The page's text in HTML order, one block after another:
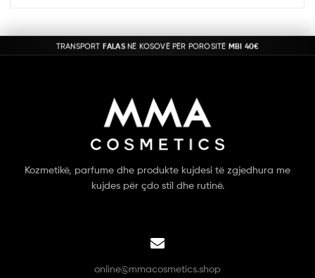
Kozmetikë, parfume dhe produkte kujdesi të zgjedhura me
kujdes për çdo stil dhe rutinë.
online@mmacosmetics.shop
TRANSPORT FALASNË KOSOVË PËR POROSITË MBI 40€